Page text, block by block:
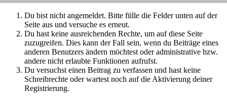
Du bist nicht angemeldet. Bitte fülle die Felder unten auf der
Seite aus und versuche es erneut.
Du hast keine ausreichenden Rechte, um auf diese Seite
zuzugreifen. Dies kann der Fall sein, wenn du Beiträge eines
anderen Benutzers ändern möchtest oder administrative bzw.
andere nicht erlaubte Funktionen aufrufst.
Du versuchst einen Beitrag zu verfassen und hast keine
Schreibrechte oder wartest noch auf die Aktivierung deiner
Registrierung.